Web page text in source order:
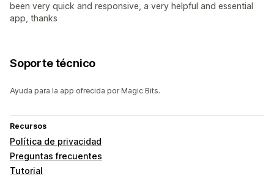
been very quick and responsive, a very helpful and essential
app, thanks
Soporte técnico
Ayuda para la app ofrecida por Magic Bits.
Recursos
Política de privacidad
Preguntas frecuentes
Tutorial